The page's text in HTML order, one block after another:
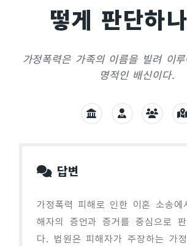
떻게 판단하
가정폭력은 가족의 이름을 빌려 이
명적인 배신이다.
답변
가정폭력 피해로 인한 이혼 소송에
해자의 증언과 증거를 중심으로 판
다. 법원은 피해자가 주장하는 가